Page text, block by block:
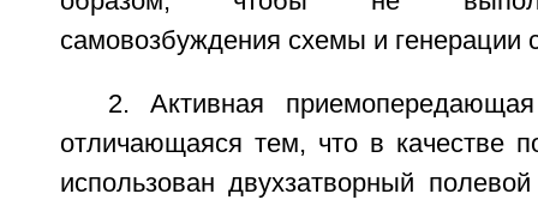
самовозбуждения схемы и генерации
2. Активная
отличающаяся тем, что в качестве
использован двухзатворный